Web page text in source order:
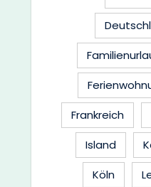
Frankreich
Island
Köln